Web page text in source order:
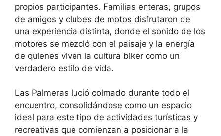
propios participantes. Familias enteras, grupos
de amigos y clubes de motos disfrutaron de
una experiencia distinta, donde el sonido de los
motores se mezcló con el paisaje y la energía
de quienes viven la cultura biker como un
verdadero estilo de vida.
Las Palmeras lució colmado durante todo el
encuentro, consolidándose como un espacio
ideal para este tipo de actividades turísticas y
recreativas que comienzan a posicionar a la